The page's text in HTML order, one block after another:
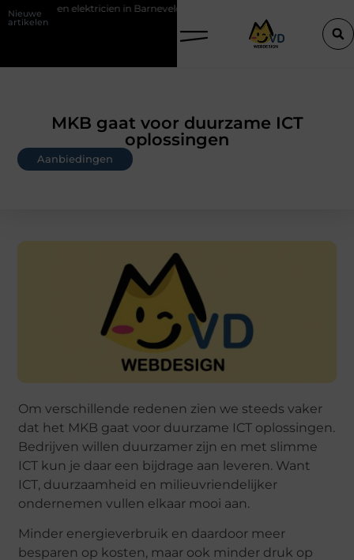
Nieuwe
artikelen
in Barneveld De Perfecte Gids voor Vloerbedekking in
MKB gaat voor duurzame ICT
oplossingen
Aanbiedingen
Om verschillende redenen zien we steeds vaker
dat het MKB gaat voor duurzame ICT oplossingen.
Bedrijven willen duurzamer zijn en met slimme
ICT kun je daar een bijdrage aan leveren. Want
ICT, duurzaamheid en milieuvriendelijker
ondernemen vullen elkaar mooi aan.
Minder energieverbruik en daardoor meer
besparen op kosten, maar ook minder druk op